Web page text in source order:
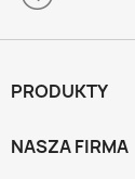
PRODUKTY
NASZA FIRMA